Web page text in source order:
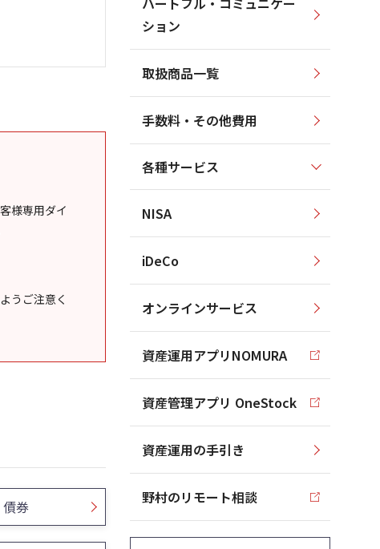
様専用ダイ
うご注意く
債券
ション
取扱商品一覧
手数料・その他費用
各種サービス
NISA
iDeCo
オンラインサービス
資産運用アプリNOMURA
資産管理アプリ OneStock
資産運用の手引き
野村のリモート相談